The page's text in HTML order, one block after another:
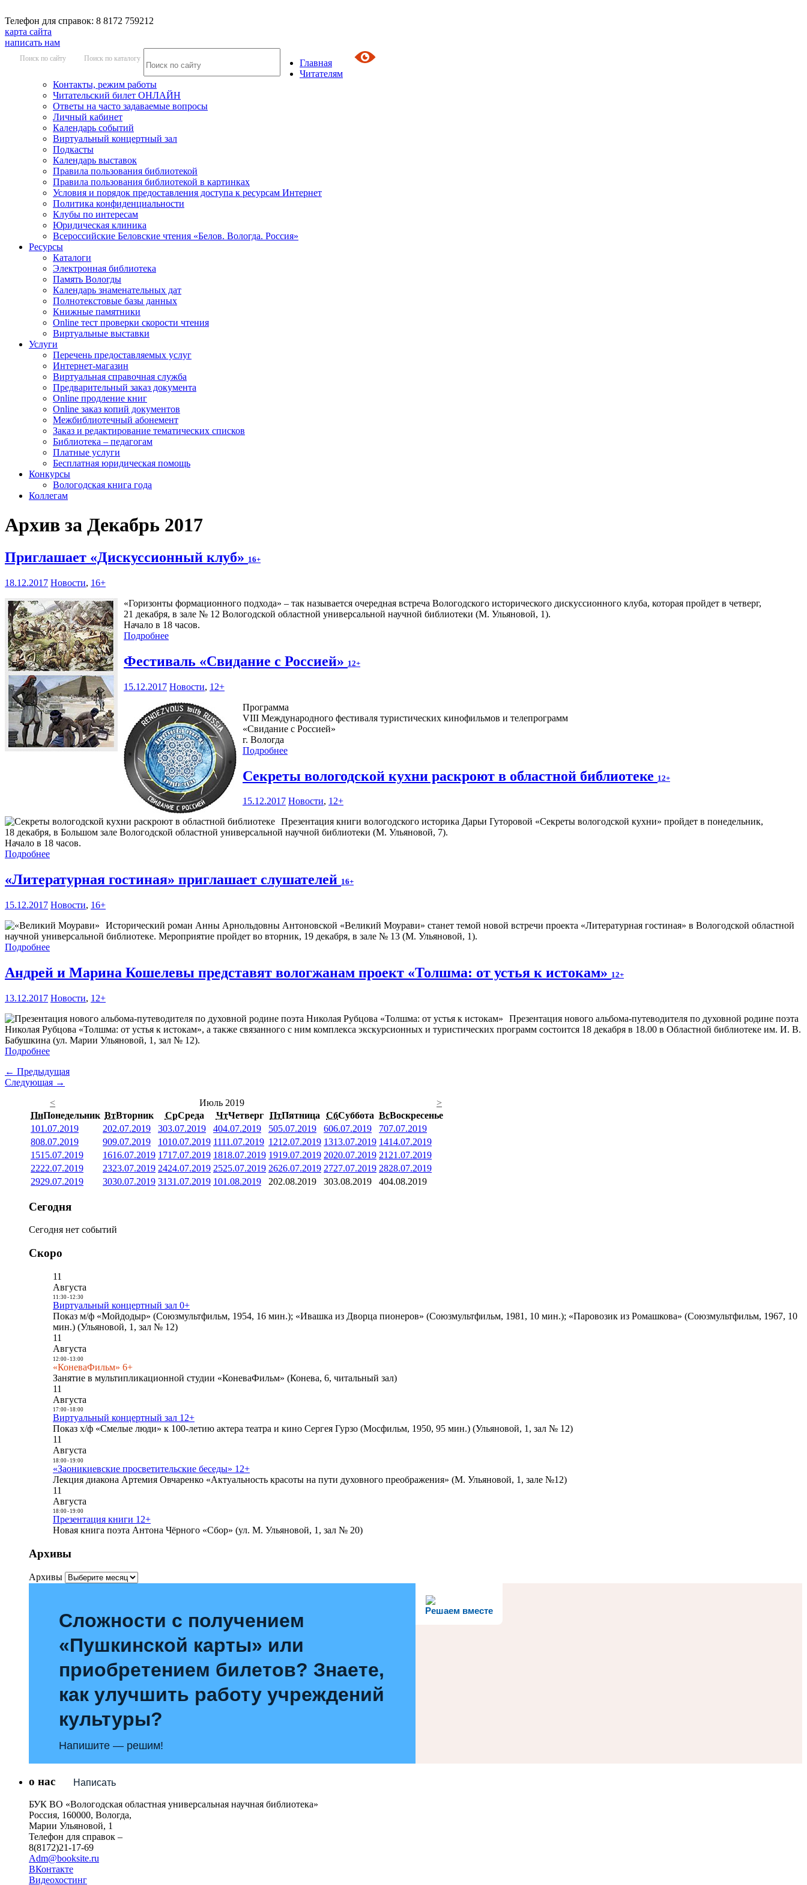
Телефон для справок: 8 8172 759212
карта сайта
написать нам
Поиск по сайту Поиск по каталогу
Главная
Читателям
Контакты, режим работы
Читательский билет ОНЛАЙН
Ответы на часто задаваемые вопросы
Личный кабинет
Календарь событий
Виртуальный концертный зал
Подкасты
Календарь выставок
Правила пользования библиотекой
Правила пользования библиотекой в картинках
Условия и порядок предоставления доступа к ресурсам Интернет
Политика конфиденциальности
Клубы по интересам
Юридическая клиника
Всероссийские Беловские чтения «Белов. Вологда. Россия»
Ресурсы
Каталоги
Электронная библиотека
Память Вологды
Календарь знаменательных дат
Полнотекстовые базы данных
Книжные памятники
Online тест проверки скорости чтения
Виртуальные выставки
Услуги
Перечень предоставляемых услуг
Интернет-магазин
Виртуальная справочная служба
Предварительный заказ документа
Online продление книг
Online заказ копий документов
Межбиблиотечный абонемент
Заказ и редактирование тематических списков
Библиотека – педагогам
Платные услуги
Бесплатная юридическая помощь
Конкурсы
Вологодская книга года
Коллегам
Архив за Декабрь 2017
Приглашает «Дискуссионный клуб» 16+
18.12.2017 Новости, 16+
«Горизонты формационного подхода» – так называется очередная встреча Вологодского исторического дискуссионного клуба, которая пройдет в четверг,
21 декабря, в зале № 12 Вологодской областной универсальной научной библиотеки (М. Ульяновой, 1).
Начало в 18 часов.
Подробнее
Фестиваль «Свидание с Россией» 12+
15.12.2017 Новости, 12+
Программа
VIII Международного фестиваля туристических кинофильмов и телепрограмм
«Свидание с Россией»
г. Вологда
Подробнее
Секреты вологодской кухни раскроют в областной библиотеке 12+
15.12.2017 Новости, 12+
Презентация книги вологодского историка Дарьи Гуторовой «Секреты вологодской кухни» пройдет в понедельник,
18 декабря, в Большом зале Вологодской областной универсальной научной библиотеки (М. Ульяновой, 7).
Начало в 18 часов.
Подробнее
«Литературная гостиная» приглашает слушателей 16+
15.12.2017 Новости, 16+
Исторический роман Анны Арнольдовны Антоновской «Великий Моурави» станет темой новой встречи проекта «Литературная гостиная» в Вологодской областной
научной универсальной библиотеке. Мероприятие пройдет во вторник, 19 декабря, в зале № 13 (М. Ульяновой, 1).
Подробнее
Андрей и Марина Кошелевы представят вологжанам проект «Толшма: от устья к истокам» 12+
13.12.2017 Новости, 12+
Презентация нового альбома-путеводителя по духовной родине поэта
Николая Рубцова «Толшма: от устья к истокам», а также связанного с ним комплекса экскурсионных и туристических программ состоится 18 декабря в 18.00 в Областной библиотеке им. И. В.
Бабушкина (ул. Марии Ульяновой, 1, зал № 12).
Подробнее
← Предыдущая
Следующая →
<
Июль 2019
>
ПнПонедельник ВтВторник СрСреда ЧтЧетверг ПтПятница СбСуббота ВсВоскресенье
101.07.2019 202.07.2019 303.07.2019 404.07.2019 505.07.2019 606.07.2019 707.07.2019
808.07.2019 909.07.2019 1010.07.2019 1111.07.2019 1212.07.2019 1313.07.2019 1414.07.2019
1515.07.2019 1616.07.2019 1717.07.2019 1818.07.2019 1919.07.2019 2020.07.2019 21 21.07.2019
2222.07.2019 2323.07.2019 2424.07.2019 2525.07.2019 2626.07.2019 2727.07.2019 2828.07.2019
2929.07.2019 3030.07.2019 3131.07.2019 101.08.2019 202.08.2019 303.08.2019 404.08.2019
Сегодня
Сегодня нет событий
Скоро
11
Августа
11:30- 12:30
Виртуальный концертный зал 0+
Показ м/ф «Мойдодыр» (Союзмультфильм, 1954, 16 мин.); «Ивашка из Дворца пионеров» (Союзмультфильм, 1981, 10 мин.); «Паровозик из Ромашкова» (Союзмультфильм, 1967, 10
мин.) (Ульяновой, 1, зал № 12)
11
Августа
12:00- 13:00
«КоневаФильм» 6+
Занятие в мультипликационной студии «КоневаФильм» (Конева, 6, читальный зал)
11
Августа
17:00- 18:00
Виртуальный концертный зал 12+
Показ х/ф «Смелые люди» к 100-летию актера театра и кино Сергея Гурзо (Мосфильм, 1950, 95 мин.) (Ульяновой, 1, зал № 12)
11
Августа
18:00- 19:00
«Заоникиевские просветительские беседы» 12+
Лекция диакона Артемия Овчаренко «Актуальность красоты на пути духовного преображения» (М. Ульяновой, 1, зале №12)
11
Августа
18:00- 19:00
Презентация книги 12+
Новая книга поэта Антона Чёрного «Сбор» (ул. М. Ульяновой, 1, зал № 20)
Архивы
Архивы
Решаем вместе
Сложности с получением
«Пушкинской карты» или
приобретением билетов? Знаете,
как улучшить работу учреждений
культуры?
Напишите — решим!
Написать
о нас
БУК ВО «Вологодская областная универсальная научная библиотека»
Россия, 160000, Вологда,
Марии Ульяновой, 1
Телефон для справок –
8(8172)21-17-69
Adm@booksite.ru
ВКонтакте
Видеохостинг